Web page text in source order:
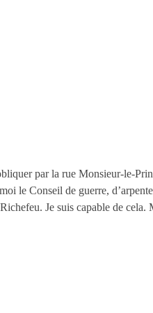
par la rue Monsieur-le-
le Conseil de guerre,
Je suis capable de cela.